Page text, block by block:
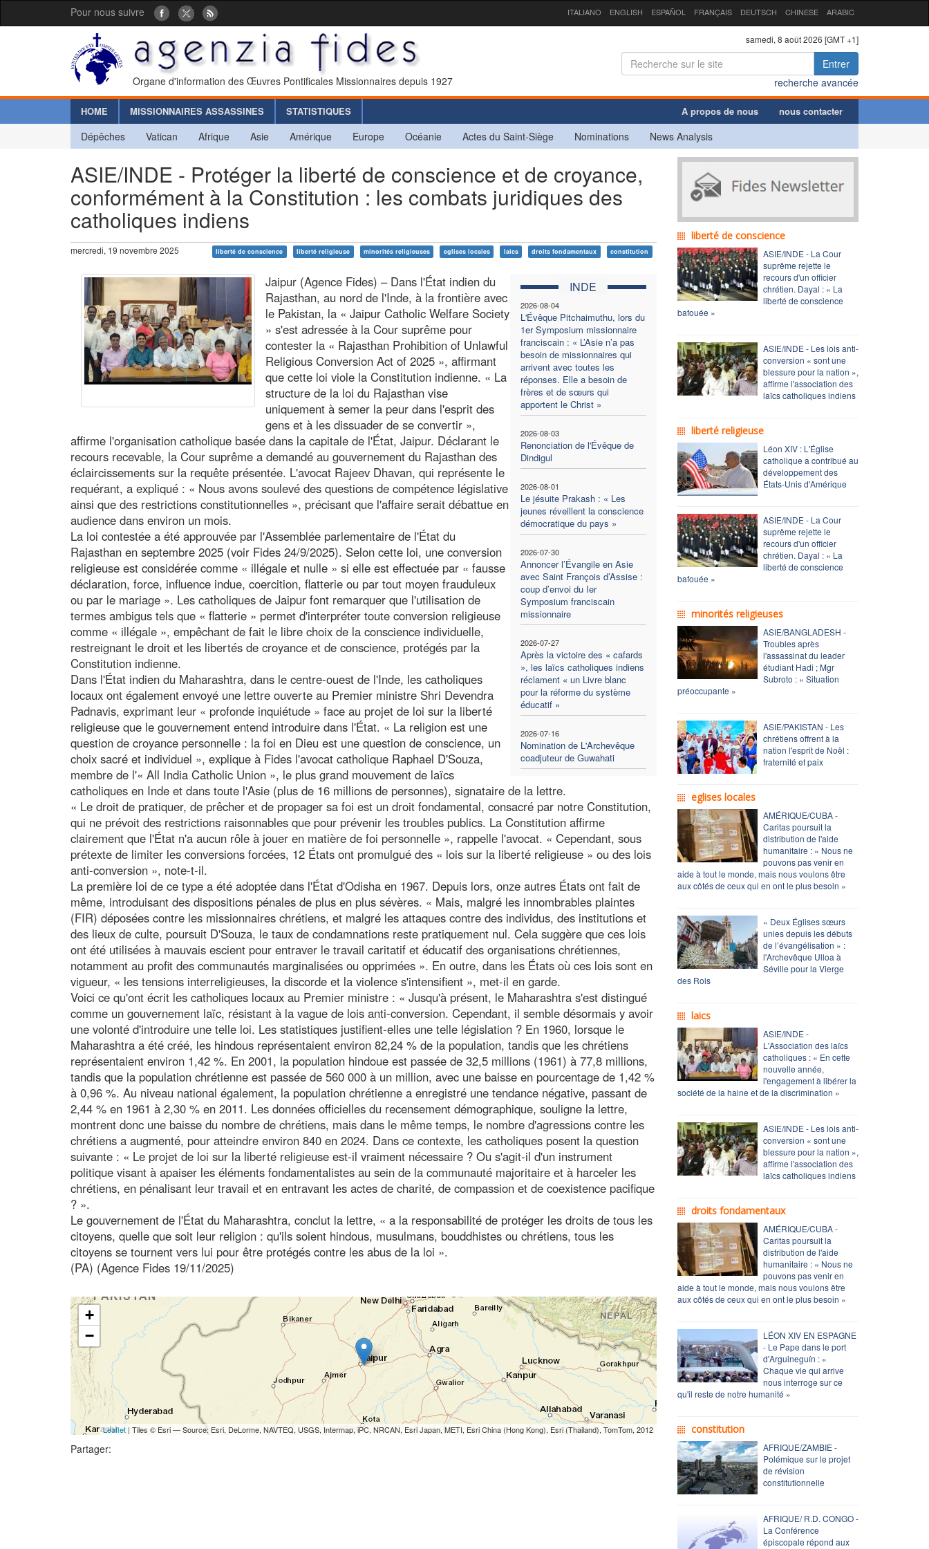
Pour nous suivre ITALIANO ENGLISH ESPAÑOL FRANÇAIS DEUTSCH CHINESE ARABIC
Organe d'information des Œuvres Pontificales Missionnaires depuis 1927
samedi, 8 août 2026 [GMT +1]
Entrer
recherche avancée
HOME MISSIONNAIRES ASSASSINES STATISTIQUES A propos de nous nous contacter
Dépêches Vatican Afrique Asie Amérique Europe Océanie Actes du Saint-Siège Nominations News Analysis
ASIE/INDE - Protéger la liberté de conscience et de croyance,
conformément à la Constitution : les combats juridiques des
catholiques indiens
mercredi, 19 novembre 2025 liberté de conscience liberté religieuse minorités religieuses eglises locales laics droits fondamentaux constitution
INDE
2026-08-04
L'Évêque Pitchaimuthu, lors du
1er Symposium missionnaire
franciscain : « L’Asie n’a pas
besoin de missionnaires qui
arrivent avec toutes les
réponses. Elle a besoin de
frères et de sœurs qui
apportent le Christ »
2026-08-03
Renonciation de l'Évêque de
Dindigul
2026-08-01
Le jésuite Prakash : « Les
jeunes réveillent la conscience
démocratique du pays »
2026-07-30
Annoncer l’Évangile en Asie
avec Saint François d’Assise :
coup d’envoi du Ier
Symposium franciscain
missionnaire
2026-07-27
Après la victoire des « cafards
», les laïcs catholiques indiens
réclament « un Livre blanc
pour la réforme du système
éducatif »
2026-07-16
Nomination de L'Archevêque
coadjuteur de Guwahati
Jaipur (Agence Fides) – Dans l'État indien du
Rajasthan, au nord de l'Inde, à la frontière avec
le Pakistan, la « Jaipur Catholic Welfare Society
» s'est adressée à la Cour suprême pour
contester la « Rajasthan Prohibition of Unlawful
Religious Conversion Act of 2025 », affirmant
que cette loi viole la Constitution indienne. « La
structure de la loi du Rajasthan vise
uniquement à semer la peur dans l'esprit des
gens et à les dissuader de se convertir »,
affirme l'organisation catholique basée dans la capitale de l'État, Jaipur. Déclarant le
recours recevable, la Cour suprême a demandé au gouvernement du Rajasthan des
éclaircissements sur la requête présentée. L'avocat Rajeev Dhavan, qui représente le
requérant, a expliqué : « Nous avons soulevé des questions de compétence législative
ainsi que des restrictions constitutionnelles », précisant que l'affaire serait débattue en
audience dans environ un mois.
La loi contestée a été approuvée par l'Assemblée parlementaire de l'État du
Rajasthan en septembre 2025 (voir Fides 24/9/2025). Selon cette loi, une conversion
religieuse est considérée comme « illégale et nulle » si elle est effectuée par « fausse
déclaration, force, influence indue, coercition, flatterie ou par tout moyen frauduleux
ou par le mariage ». Les catholiques de Jaipur font remarquer que l'utilisation de
termes ambigus tels que « flatterie » permet d'interpréter toute conversion religieuse
comme « illégale », empêchant de fait le libre choix de la conscience individuelle,
restreignant le droit et les libertés de croyance et de conscience, protégés par la
Constitution indienne.
Dans l'État indien du Maharashtra, dans le centre-ouest de l'Inde, les catholiques
locaux ont également envoyé une lettre ouverte au Premier ministre Shri Devendra
Padnavis, exprimant leur « profonde inquiétude » face au projet de loi sur la liberté
religieuse que le gouvernement entend introduire dans l'État. « La religion est une
question de croyance personnelle : la foi en Dieu est une question de conscience, un
choix sacré et individuel », explique à Fides l'avocat catholique Raphael D'Souza,
membre de l'« All India Catholic Union », le plus grand mouvement de laïcs
catholiques en Inde et dans toute l'Asie (plus de 16 millions de personnes), signataire de la lettre.
« Le droit de pratiquer, de prêcher et de propager sa foi est un droit fondamental, consacré par notre Constitution,
qui ne prévoit des restrictions raisonnables que pour prévenir les troubles publics. La Constitution affirme
clairement que l'État n'a aucun rôle à jouer en matière de foi personnelle », rappelle l'avocat. « Cependant, sous
prétexte de limiter les conversions forcées, 12 États ont promulgué des « lois sur la liberté religieuse » ou des lois
anti-conversion », note-t-il.
La première loi de ce type a été adoptée dans l'État d'Odisha en 1967. Depuis lors, onze autres États ont fait de
même, introduisant des dispositions pénales de plus en plus sévères. « Mais, malgré les innombrables plaintes
(FIR) déposées contre les missionnaires chrétiens, et malgré les attaques contre des individus, des institutions et
des lieux de culte, poursuit D'Souza, le taux de condamnations reste pratiquement nul. Cela suggère que ces lois
ont été utilisées à mauvais escient pour entraver le travail caritatif et éducatif des organisations chrétiennes,
notamment au profit des communautés marginalisées ou opprimées ». En outre, dans les États où ces lois sont en
vigueur, « les tensions interreligieuses, la discorde et la violence s'intensifient », met-il en garde.
Voici ce qu'ont écrit les catholiques locaux au Premier ministre : « Jusqu'à présent, le Maharashtra s'est distingué
comme un gouvernement laïc, résistant à la vague de lois anti-conversion. Cependant, il semble désormais y avoir
une volonté d'introduire une telle loi. Les statistiques justifient-elles une telle législation ? En 1960, lorsque le
Maharashtra a été créé, les hindous représentaient environ 82,24 % de la population, tandis que les chrétiens
représentaient environ 1,42 %. En 2001, la population hindoue est passée de 32,5 millions (1961) à 77,8 millions,
tandis que la population chrétienne est passée de 560 000 à un million, avec une baisse en pourcentage de 1,42 %
à 0,96 %. Au niveau national également, la population chrétienne a enregistré une tendance négative, passant de
2,44 % en 1961 à 2,30 % en 2011. Les données officielles du recensement démographique, souligne la lettre,
montrent donc une baisse du nombre de chrétiens, mais dans le même temps, le nombre d'agressions contre les
chrétiens a augmenté, pour atteindre environ 840 en 2024. Dans ce contexte, les catholiques posent la question
suivante : « Le projet de loi sur la liberté religieuse est-il vraiment nécessaire ? Ou s'agit-il d'un instrument
politique visant à apaiser les éléments fondamentalistes au sein de la communauté majoritaire et à harceler les
chrétiens, en pénalisant leur travail et en entravant les actes de charité, de compassion et de coexistence pacifique
? ».
Le gouvernement de l'État du Maharashtra, conclut la lettre, « a la responsabilité de protéger les droits de tous les
citoyens, quelle que soit leur religion : qu'ils soient hindous, musulmans, bouddhistes ou chrétiens, tous les
citoyens se tournent vers lui pour être protégés contre les abus de la loi ».
(PA) (Agence Fides 19/11/2025)
+
−
Leaflet| Tiles © Esri — Source: Esri, DeLorme, NAVTEQ, USGS, Intermap, iPC, NRCAN, Esri Japan, METI, Esri China (Hong Kong), Esri (Thailand), TomTom, 2012
Partager:
liberté de conscience
ASIE/INDE - La Cour
suprême rejette le
recours d'un officier
chrétien. Dayal : « La
liberté de conscience
bafouée »
ASIE/INDE - Les lois anti-
conversion « sont une
blessure pour la nation »,
affirme l'association des
laïcs catholiques indiens
liberté religieuse
Léon XIV : L'Église
catholique a contribué au
développement des
États-Unis d'Amérique
ASIE/INDE - La Cour
suprême rejette le
recours d'un officier
chrétien. Dayal : « La
liberté de conscience
bafouée »
minorités religieuses
ASIE/BANGLADESH -
Troubles après
l'assassinat du leader
étudiant Hadi ; Mgr
Subroto : « Situation
préoccupante »
ASIE/PAKISTAN - Les
chrétiens offrent à la
nation l'esprit de Noël :
fraternité et paix
eglises locales
AMÉRIQUE/CUBA -
Caritas poursuit la
distribution de l'aide
humanitaire : « Nous ne
pouvons pas venir en
aide à tout le monde, mais nous voulons être
aux côtés de ceux qui en ont le plus besoin »
« Deux Églises sœurs
unies depuis les débuts
de l’évangélisation » :
l'Archevêque Ulloa à
Séville pour la Vierge
des Rois
laics
ASIE/INDE -
L'Association des laïcs
catholiques : « En cette
nouvelle année,
l'engagement à libérer la
société de la haine et de la discrimination »
ASIE/INDE - Les lois anti-
conversion « sont une
blessure pour la nation »,
affirme l'association des
laïcs catholiques indiens
droits fondamentaux
AMÉRIQUE/CUBA -
Caritas poursuit la
distribution de l'aide
humanitaire : « Nous ne
pouvons pas venir en
aide à tout le monde, mais nous voulons être
aux côtés de ceux qui en ont le plus besoin »
LÉON XIV EN ESPAGNE
- Le Pape dans le port
d'Arguineguín : «
Chaque vie qui arrive
nous interroge sur ce
qu'il reste de notre humanité »
constitution
AFRIQUE/ZAMBIE -
Polémique sur le projet
de révision
constitutionnelle
AFRIQUE/ R.D. CONGO -
La Conférence
épiscopale répond aux